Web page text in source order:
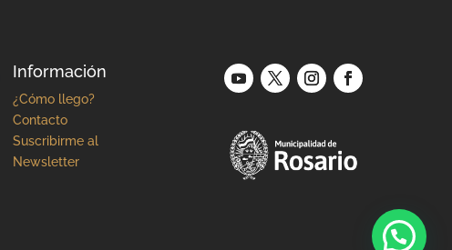
Información
¿Cómo llego?
Contacto
Suscribirme al
Newsletter